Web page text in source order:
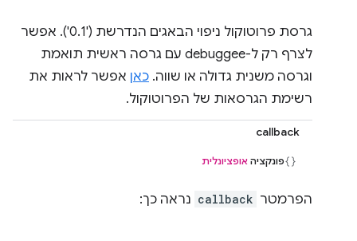
גרסת פרוטוקול ניפוי הבאגים הנדרשת ('0.1'). אפשר
לצרף רק ל-debuggee עם גרסה ראשית תואמת
וגרסה משנית גדולה או שווה. כאן אפשר לראות את
רשימת הגרסאות של הפרוטוקול.
callback
פונקציה אופציונלית
הפרמטר callback נראה כך: